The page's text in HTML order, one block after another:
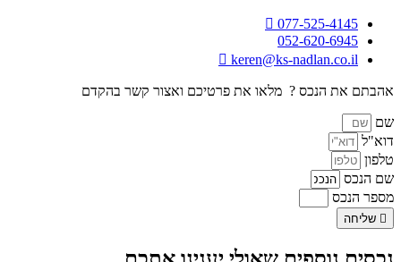
077-525-4145
052-620-6945‏
keren@ks-nadlan.co.il
אהבתם את הנכס ? מלאו את פרטיכם ואצור קשר בהקדם
שם
דוא"ל
טלפון
שם הנכס
מספר הנכס
שליחה